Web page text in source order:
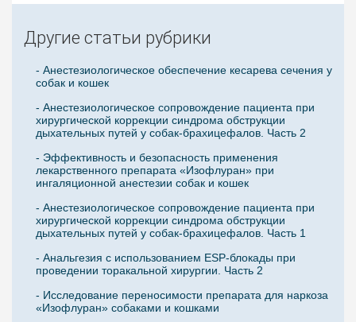
Другие статьи рубрики
- Анестезиологическое обеспечение кесарева сечения у
собак и кошек
- Анестезиологическое сопровождение пациента при
хирургической коррекции синдрома обструкции
дыхательных путей у собак-брахицефалов. Часть 2
- Эффективность и безопасность применения
лекарственного препарата «Изофлуран» при
ингаляционной анестезии собак и кошек
- Анестезиологическое сопровождение пациента при
хирургической коррекции синдрома обструкции
дыхательных путей у собак-брахицефалов. Часть 1
- Анальгезия с использованием ESP-блокады при
проведении торакальной хирургии. Часть 2
- Исследование переносимости препарата для наркоза
«Изофлуран» собаками и кошками